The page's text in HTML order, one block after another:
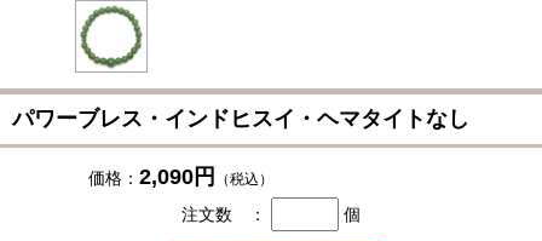
パワーブレス・インドヒスイ・ヘマタイトなし
価格： 2,090円 （税込）
注文数 ： 個